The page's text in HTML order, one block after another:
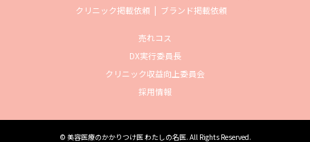
クリニック掲載依頼
ブランド掲載依頼
売れコス
DX実行委員長
クリニック収益向上委員会
採用情報
© 美容医療のかかりつけ医 わたしの名医. All Rights Reserved.